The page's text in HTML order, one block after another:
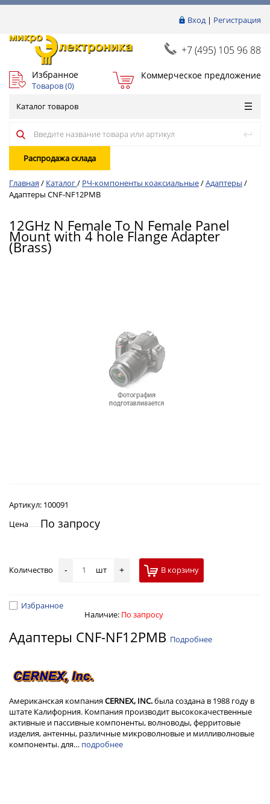
Вход| Регистрация
+7 (495) 105 96 88
Избранное
Товаров (0)
Коммерческое предложение
Каталог товаров
Распродажа склада
Главная / Каталог/ РЧ-компоненты коаксиальные/Адаптеры /
Адаптеры CNF-NF12PMB
12GHz N Female To N Female Panel
Mount with 4 hole Flange Adapter
(Brass)
Артикул: 100091
Цена
По запросу
Количество - шт + В корзину
Избранное
Наличие: По запросу
Адаптеры CNF-NF12PMB Подробнее
Американская компанияCERNEX, INC.была создана в 1988 году в
штате Калифорния. Компания производит высококачественные
активные и пассивные компоненты, волноводы, ферритовые
изделия, антенны, различные микроволновые и милливолновые
компоненты. для… подробнее